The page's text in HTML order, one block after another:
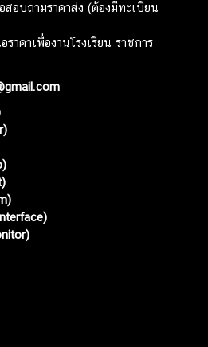
สอบถามราคาส่ง (ต้องมีทะเบียน
าคาเพื่องานโรงเรียน ราชการ